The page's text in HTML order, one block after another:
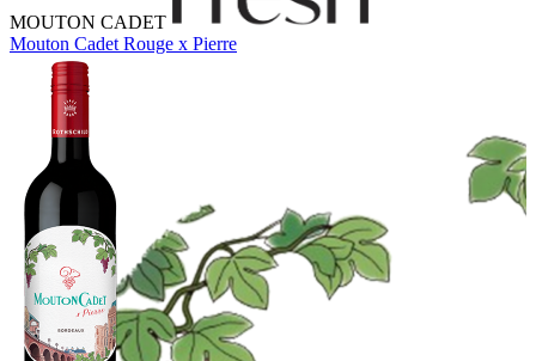
MOUTON CADET
Mouton Cadet Rouge x Pierre